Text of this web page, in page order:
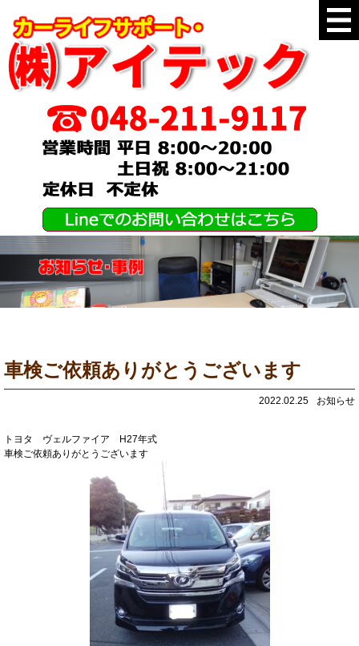
車検ご依頼ありがとうございます
2022.02.25 お知らせ
トヨタ ヴェルファイア H27年式
車検ご依頼ありがとうございます